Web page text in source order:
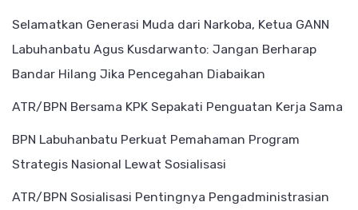
Selamatkan Generasi Muda dari Narkoba, Ketua GANN
Labuhanbatu Agus Kusdarwanto: Jangan Berharap
Bandar Hilang Jika Pencegahan Diabaikan
ATR/BPN Bersama KPK Sepakati Penguatan Kerja Sama
BPN Labuhanbatu Perkuat Pemahaman Program
Strategis Nasional Lewat Sosialisasi
ATR/BPN Sosialisasi Pentingnya Pengadministrasian